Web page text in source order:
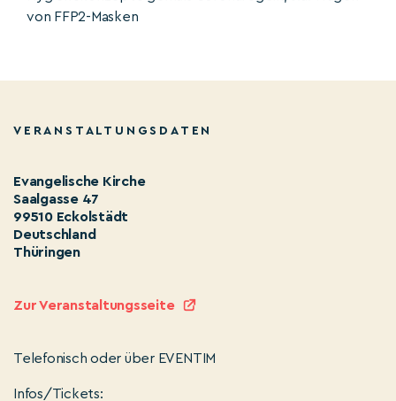
von FFP2-Masken
VERANSTALTUNGSDATEN
Evangelische Kirche
Saalgasse 47
99510 Eckolstädt
Deutschland
Thüringen
Zur Veranstaltungsseite
Telefonisch oder über EVENTIM
Infos/Tickets: